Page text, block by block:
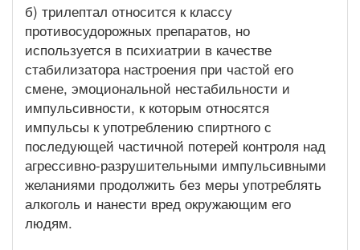
б) трилептал относится к классу
противосудорожных препаратов, но
используется в психиатрии в качестве
стабилизатора настроения при частой его
смене, эмоциональной нестабильности и
импульсивности, к которым относятся
импульсы к употреблению спиртного с
последующей частичной потерей контроля над
агрессивно-разрушительными импульсивными
желаниями продолжить без меры употреблять
алкоголь и нанести вред окружающим его
людям.